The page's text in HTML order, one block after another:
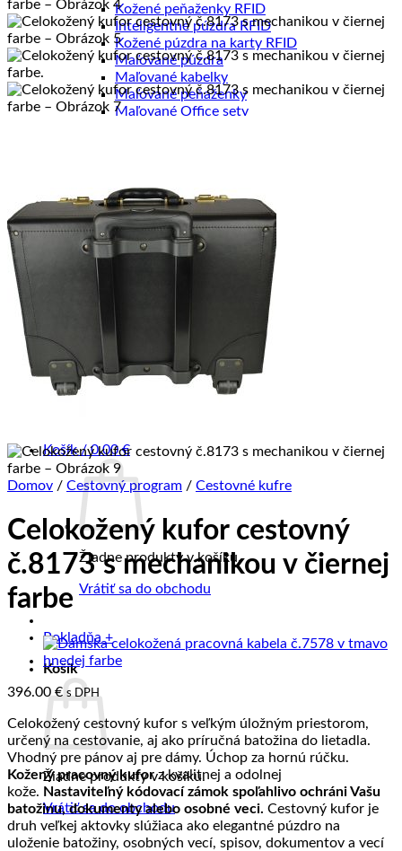
Kožené peňaženky RFID
Inteligentné púzdra RFID
Kožené púzdra na karty RFID
Maľované púzdra
Maľované kabelky
Maľované peňaženky
Maľované Office sety
Hodvábne kravaty
Hodvábne čelenky
Hodvábne čelenky Limited
Hodvábne gumičky
Hodvábne gumičky Limited
Hodvábne vlasové sety Limited
Šperky ku šatkám a šálom
DOPREDAJ
ZÁKAZKOVÁ VÝROBA
B2B SPOLUPRÁCA
PREDAJŇA
Košík /0.00€
Žiadne produkty v košíku.
Vrátiť sa do obchodu
Pokladňa +
Košík
Žiadne produkty v košíku.
Vrátiť sa do obchodu
Domov / Cestovný program / Cestovné kufre
Celokožený kufor cestovný
č.8173 s mechanikou v čiernej
farbe
396.00 € s DPH
Celokožený cestovný kufor s veľkým úložným priestorom,
určený na cestovanie, aj ako príručná batožina do lietadla.
Vhodný pre pánov aj pre dámy. Úchop za hornú rúčku.
Kožený pracovný kuforz kvalitnej a odolnej
kože. Nastaviteľný kódovací zámok spoľahlivo ochráni Vašu
batožinu, dokumenty alebo osobné veci. Cestovný kufor je
druh veľkej aktovky slúžiaca ako elegantné púzdro na
uloženie batožiny, osobných vecí, spisov, dokumentov a vecí